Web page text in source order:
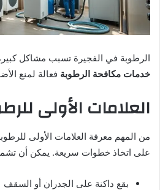
الرطوبة في الفجيرة تسبب مشاكل كبيرة
خدمات مكافحة الرطوبة فعالة لمنع
العلامات الأولى
من المهم معرفة العلامات الأولى
على اتخاذ خطوات سريعة. يمكن أن
بقع داكنة على الجدران أو السقف